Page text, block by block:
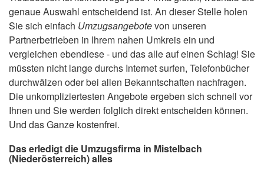
genaue Auswahl entscheidend ist. An dieser Stelle holen
Sie sich einfach Umzugsangebotevon unseren
Partnerbetrieben in Ihrem nahen Umkreis ein und
vergleichen ebendiese - und das alle auf einen Schlag! Sie
müssten nicht lange durchs Internet surfen, Telefonbücher
durchwälzen oder bei allen Bekanntschaften nachfragen.
Die unkompliziertesten Angebote ergeben sich schnell vor
Ihnen und Sie werden folglich direkt entscheiden können.
Und das Ganze kostenfrei.
Das erledigt die Umzugsfirma in Mistelbach
(Niederösterreich) alles